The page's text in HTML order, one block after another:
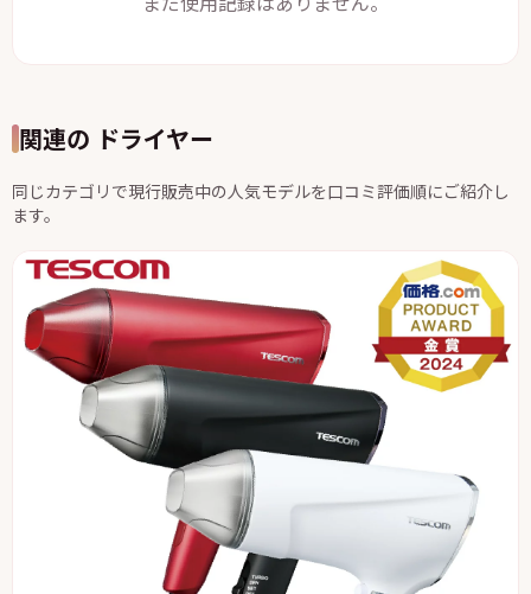
関連の ドライヤー
同じカテゴリで現行販売中の人気モデルを口コミ評価順にご紹介し
ます。